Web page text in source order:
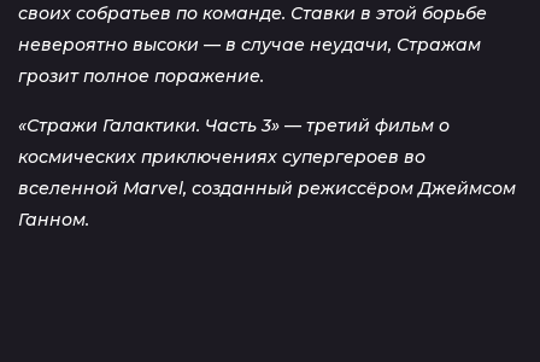
своих собратьев по команде. Ставки в этой борьбе
невероятно высоки — в случае неудачи, Стражам
грозит полное поражение.
«Стражи Галактики. Часть 3» — третий фильм о
космических приключениях супергероев во
вселенной Marvel, созданный режиссёром Джеймсом
Ганном.